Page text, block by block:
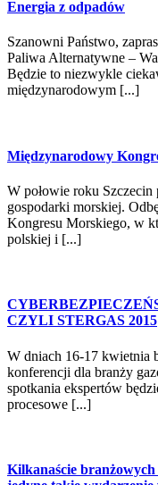
Energia z odpadów
Szanowni Państwo,
Paliwa Alternatywne –
Będzie to niezwykle
międzynarodowym [...]
Międzynarodowy
W połowie roku Szczecin
gospodarki morskiej.
Kongresu Morskiego, w
polskiej i [...]
CZYLI STERGAS 2015
W dniach 16-17 kwietnia
konferencji dla branży
spotkania ekspertów
procesowe [...]
Kilkanaście